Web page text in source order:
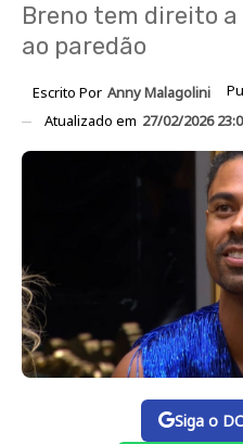
Breno tem direito
ao paredão
Escrito Por Anny Malagolini
Atualizado em 27/02/2026
Siga o